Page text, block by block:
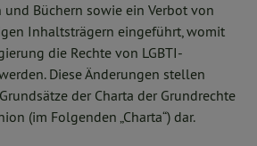
Büchern sowie ein Verbot von
Inhaltsträgern eingeführt, womit
die Rechte von LGBTI-
Diese Änderungen stellen
der Charta der Grundrechte
(im Folgenden „Charta“) dar.